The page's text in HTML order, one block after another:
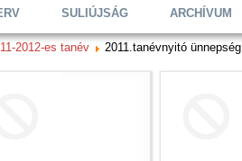
SULIÚJSÁG ARCHÍVUM
2012-es tanév 2011.tanévnyitó ünnepség